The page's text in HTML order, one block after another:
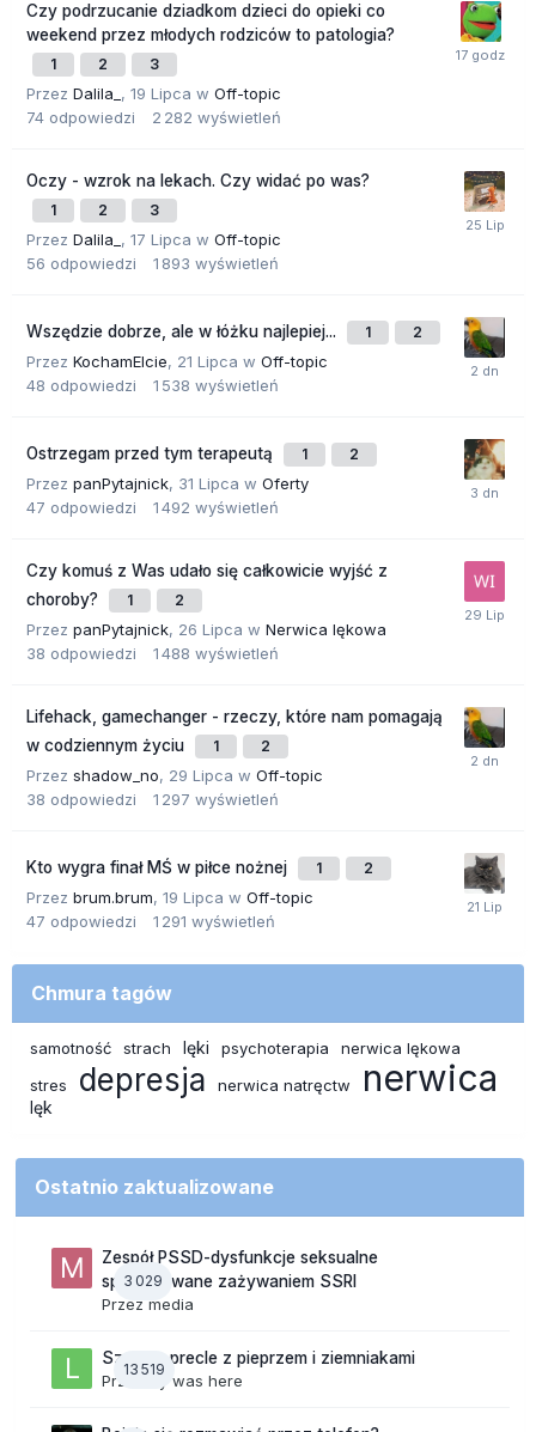
Czy podrzucanie dziadkom dzieci do opieki co
weekend przez młodych rodziców to patologia?
1 2 3
Przez Dalila_ , 19 Lipca w Off-topic
74 odpowiedzi 2 282 wyświetleń
Oczy - wzrok na lekach. Czy widać po was?
1 2 3
Przez Dalila_ , 17 Lipca w Off-topic
56 odpowiedzi 1 893 wyświetleń
Wszędzie dobrze, ale w łóżku najlepiej... 1 2
Przez KochamElcie, 21 Lipca w Off-topic
48 odpowiedzi 1 538 wyświetleń
Ostrzegam przed tym terapeutą 1 2
Przez panPytajnick, 31 Lipca w Oferty
47 odpowiedzi 1 492 wyświetleń
Czy komuś z Was udało się całkowicie wyjść z
choroby?
1 2
Przez panPytajnick, 26 Lipca w Nerwica lękowa
38 odpowiedzi 1 488 wyświetleń
Lifehack, gamechanger - rzeczy, które nam pomagają
w codziennym życiu
1 2
Przez shadow_no, 29 Lipca w Off-topic
38 odpowiedzi 1 297 wyświetleń
Kto wygra finał MŚ w piłce nożnej 1 2
Przez brum.brum, 19 Lipca w Off-topic
47 odpowiedzi 1 291 wyświetleń
Chmura tagów
samotność strach lęki psychoterapia
nerwica lękowa
stres
depresja nerwica natręctw nerwica
lęk
Ostatnio zaktualizowane
3 029
Zespół PSSD-dysfunkcje seksualne
spowodowane zażywaniem SSRI
Przez media
13 519
Szalone precle z pieprzem i ziemniakami
Przez lily was here